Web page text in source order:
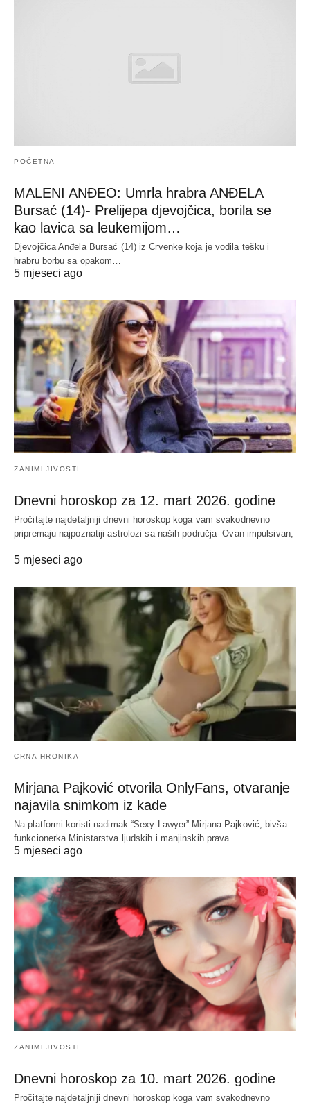
POČETNA
MALENI ANĐEO: Umrla hrabra ANĐELA
Bursać (14)- Prelijepa djevojčica, borila se
kao lavica sa leukemijom…
Djevojčica Anđela Bursać (14) iz Crvenke koja je vodila tešku i
hrabru borbu sa opakom…
5 mjeseci ago
ZANIMLJIVOSTI
Dnevni horoskop za 12. mart 2026. godine
Pročitajte najdetaljniji dnevni horoskop koga vam svakodnevno
pripremaju najpoznatiji astrolozi sa naših područja- Ovan impulsivan,
…
5 mjeseci ago
CRNA HRONIKA
Mirjana Pajković otvorila OnlyFans, otvaranje
najavila snimkom iz kade
Na platformi koristi nadimak “Sexy Lawyer” Mirjana Pajković, bivša
funkcionerka Ministarstva ljudskih i manjinskih prava…
5 mjeseci ago
ZANIMLJIVOSTI
Dnevni horoskop za 10. mart 2026. godine
Pročitajte najdetaljniji dnevni horoskop koga vam svakodnevno